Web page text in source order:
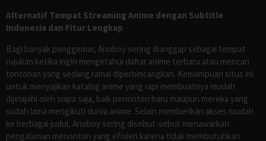
Alternatif Tempat Streaming Anime dengan Subtitle
Indonesia dan Fitur Lengkap
Bagi banyak penggemar, Anoboy sering dianggap sebagai tempat
rujukan ketika ingin mengetahui daftar anime terbaru atau mencari
tontonan yang sedang ramai diperbincangkan. Kemampuan situs ini
untuk menyajikan katalog anime yang rapi membuatnya mudah
dijelajahi oleh siapa saja, baik penonton baru maupun mereka yang
sudah lama mengikuti dunia anime. Selain memberikan akses mudah
ke berbagai judul, Anoboy sering disebut-sebut menawarkan
pengalaman menonton yang efisien karena tidak membutuhkan